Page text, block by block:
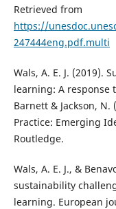
Retrieved from
https://
247444eng.pdf.multi
Wals, A. E. J. (2019).
learning: A response
Barnett & Jackson,
Practice: Emerging
Routledge.
Wals, A. E. J., &
sustainability
learning. European